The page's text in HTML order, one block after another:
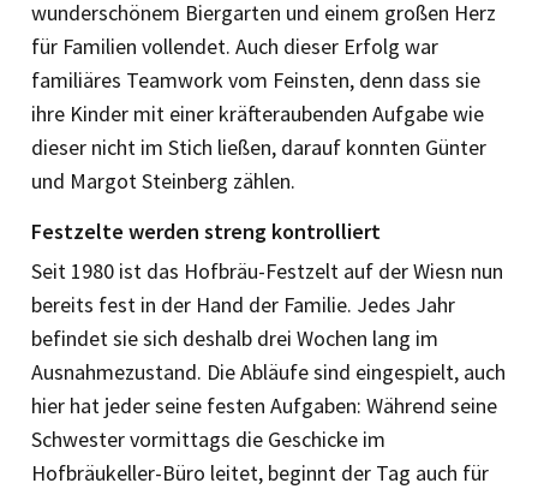
wunderschönem Biergarten und einem großen Herz
für Familien vollendet. Auch dieser Erfolg war
familiäres Teamwork vom Feinsten, denn dass sie
ihre Kinder mit einer kräfte­raubenden Aufgabe wie
dieser nicht im Stich ließen, darauf konnten Günter
und Margot Steinberg zählen.
Festzelte werden streng kontrolliert
Seit 1980 ist das Hofbräu-Festzelt auf der Wiesn nun
bereits fest in der Hand der Familie. Jedes Jahr
befindet sie sich deshalb drei Wochen lang im
Ausnahmezustand. Die Abläufe sind eingespielt, auch
hier hat jeder seine festen Aufgaben: Während seine
Schwester vormittags die Geschicke im
Hofbräukeller-Büro leitet, beginnt der Tag auch für